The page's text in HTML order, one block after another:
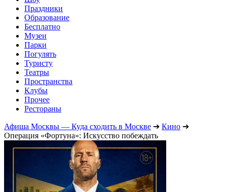
Праздники
Образование
Бесплатно
Музеи
Парки
Погулять
Туристу
Театры
Пространства
Клубы
Прочее
Рестораны
Афиша Москвы — Куда сходить в Москве ➔ Кино ➔
Операция «Фортуна»: Искусство побеждать